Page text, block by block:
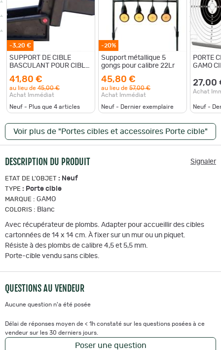
-3,20 €
SUPPORT DE CIBLE
BASCULANT POUR CIBLE
41,80 €
au lieu de 45,00 €
Achat Immédiat
Neuf - Plus que 4 articles
-20%
Support métallique 5
gongs pour calibre 22Lr
45,80 €
au lieu de 57,00 €
Achat Immédiat
Neuf - Dernier exemplaire
PORTE
GAMO
27,00
Achat
Neuf -
Voir plus de "Portes cibles et accessoires Porte cible"
DESCRIPTION DU PRODUIT Signaler
ETAT DE L'OBJET : Neuf
TYPE : Porte cible
MARQUE : GAMO
COLORIS : Blanc
Avec récupérateur de plombs. Adapter pour accueillir des cibles
cartonnées de 14 x 14 cm. À fixer sur un mur ou un piquet.
Résiste à des plombs de calibre 4,5 et 5,5 mm.
Porte-cible vendu sans cibles.
QUESTIONS AU VENDEUR
Aucune question n'a été posée
Délai de réponses moyen de < 1h constaté sur les questions posées à ce
vendeur sur les 30 derniers jours.
Poser une question